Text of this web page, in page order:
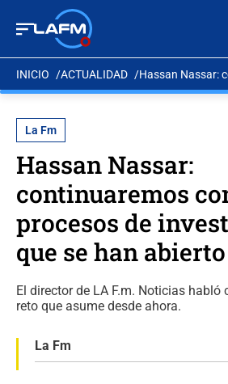
INICIO ACTUALIDAD Hassan Nassar:
La Fm
Hassan Nassar:
continuaremos
procesos de
que se han abierto
El director de LA F.m. Noticias habló
reto que asume desde ahora.
La Fm